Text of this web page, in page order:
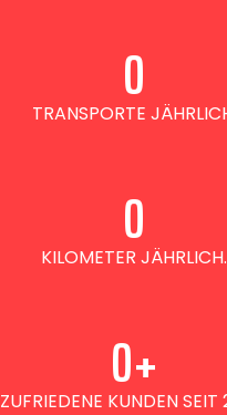
TRANSPORTE
0
KILOMETER JÄHRLICH.
0
ZUFRIEDENE KUNDEN
0+